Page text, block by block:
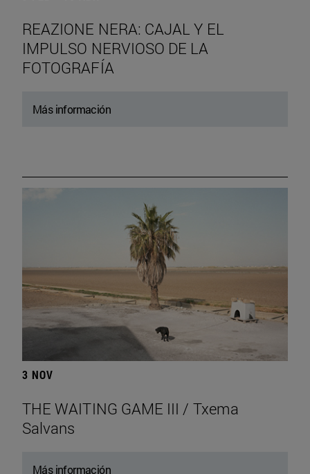
REAZIONE NERA: CAJAL Y EL
IMPULSO NERVIOSO DE LA
FOTOGRAFÍA
Más información
3 NOV
THE WAITING GAME III / Txema
Salvans
Más información